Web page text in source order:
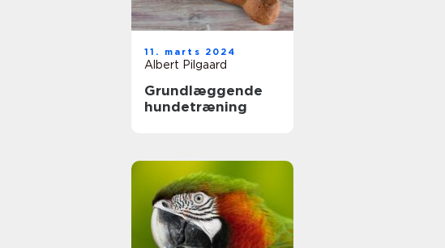
11. marts 2024
Albert Pilgaard
Grundlæggende
hundetræning